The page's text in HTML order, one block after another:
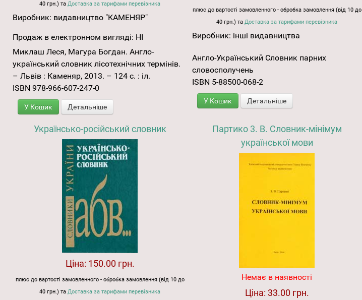
40 грн.) таДоставка за тарифами перевізника
Виробник: видавництво "КАМЕНЯР"
Продаж в електронном вигляді: НІ
Миклаш Леся, Магура Богдан. Англо-
український словник лісотехнічних термінів.
– Львів : Каменяр, 2013. – 124 с. : іл.
ISBN 978-966-607-247-0
У Кошик Детальніше
плюс до вартості замовленного - обробка замовлення (від 10 до
40 грн.) таДоставка за тарифами перевізника
Виробник: інші видавництва
Англо-Український Словник парних
словосполучень
ISBN 5-88500-068-2
У Кошик Детальніше
Українсько-російський словник
Ціна: 150.00 грн.
плюс до вартості замовленного - обробка замовлення (від 10 до
40 грн.) таДоставка за тарифами перевізника
Партико 3. В. Словник-мінімум
української мови
Немає в наявності
Ціна: 33.00 грн.